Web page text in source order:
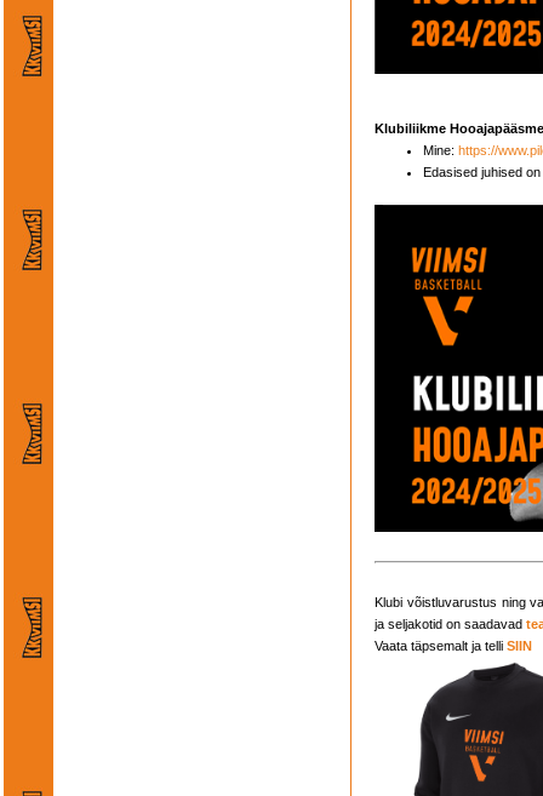
Klubiliikme
Mine: https://
Edasised juhised
Klubi võistluvarustus ning
ja seljakotid on saadavad
Vaata täpsemalt ja telli SIIN